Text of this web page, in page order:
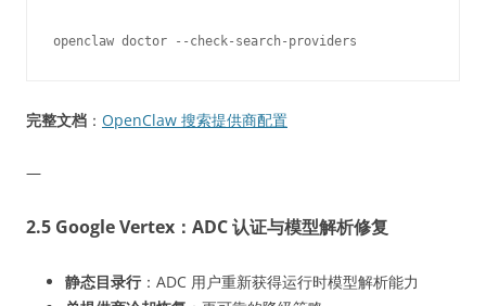
完整文档 ： OpenClaw 搜索提供商配置
—
2.5 Google Vertex：ADC 认证与模型解析修复
静态目录行：ADC 用户重新获得运行时模型解析能力